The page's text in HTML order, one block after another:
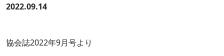
2022.09.14
協会誌2022年9月号より